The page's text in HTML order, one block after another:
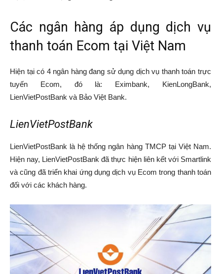
Các ngân hàng áp dụng dịch vụ
thanh toán Ecom tại Việt Nam
Hiện tại có 4 ngân hàng đang sử dụng dịch vụ thanh toán trực
tuyến Ecom, đó là: Eximbank, KienLongBank,
LienVietPostBank và Bảo Việt Bank.
LienVietPostBank
LienVietPostBank là hệ thống ngân hàng TMCP tại Việt Nam.
Hiện nay, LienVietPostBank đã thực hiện liên kết với Smartlink
và cũng đã triển khai ứng dụng dịch vụ Ecom trong thanh toán
đối với các khách hàng.